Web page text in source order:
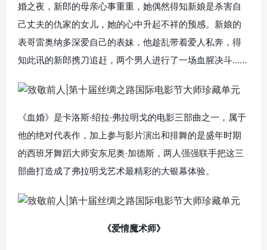
婚之夜，新郎的母亲心事重重，她偶然得知新娘是杀害自
己丈夫的仇家的女儿，她的心中升起不祥的预感。新娘的
表哥雷奥纳多深爱自己的表妹，他趁乱带着爱人私奔，得
知此讯的新郎携刀追赶，两个男人进行了一场血腥决斗……
《血婚》是卡洛斯·绍拉·弗拉明戈的电影三部曲之一，属于
他的绝对代表作，加上参与影片演出和排舞的是盛年时期
的西班牙舞蹈大师安东尼奥·加德斯，两人强强联手把这三
部曲打造成了弗拉明戈艺术最精彩的大银幕体验。
《爱情魔术师》